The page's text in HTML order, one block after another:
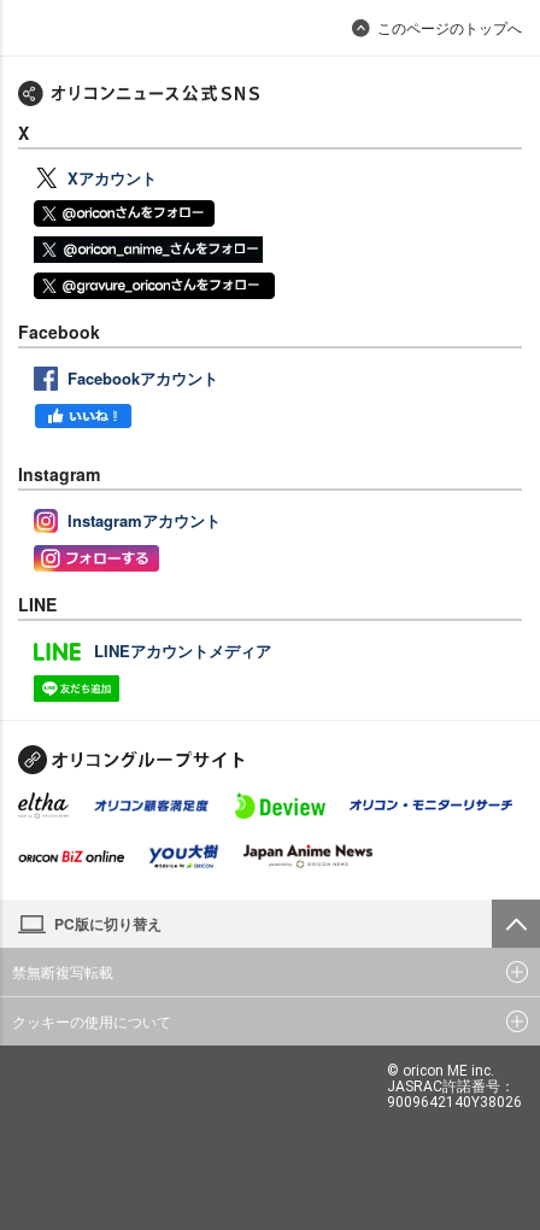
このページのトップへ
X
Xアカウント
Facebook
Facebookアカウント
Instagram
Instagramアカウント
LINE
LINEアカウントメディア
PC版に切り替え
禁無断複写転載
クッキーの使用について
© oricon ME inc.
JASRAC許諾番号：
9009642140Y38026